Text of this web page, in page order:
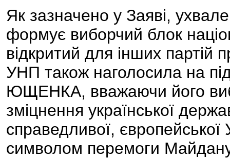
Як зазначено у Заяві,
формує виборчий блок
відкритий для інших партій
УНП також наголосила на
ЮЩЕНКА, вважаючи його
зміцнення української
справедливої,
символом перемоги